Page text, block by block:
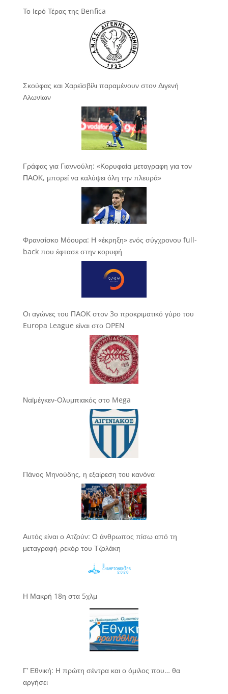
Το Ιερό Τέρας της Benfica
Σκούφας και Χαρεϊσβίλι παραμένουν στον Διγενή
Αλωνίων
Γράφας για Γιαννούλη: «Κορυφαία μεταγραφη για τον
ΠΑΟΚ, μπορεί να καλύψει όλη την πλευρά»
Φρανσίσκο Μόουρα: Η «έκρηξη» ενός σύγχρονου full-
back που έφτασε στην κορυφή
Οι αγώνες του ΠΑΟΚ στον 3ο προκριματικό γύρο του
Europa League είναι στο OPEN
Ναϊμέγκεν-Ολυμπιακός στο Mega
Πάνος Μηνούδης, η εξαίρεση του κανόνα
Αυτός είναι ο Ατζούν: Ο άνθρωπος πίσω από τη
μεταγραφή-ρεκόρ του Τζολάκη
Η Μακρή 18η στα 5χλμ
Γ’ Εθνική: Η πρώτη σέντρα και ο όμιλος που… θα
αργήσει